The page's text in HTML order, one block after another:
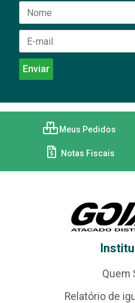
Meus Pedidos
Notas Fiscais
Quem
Relatório de